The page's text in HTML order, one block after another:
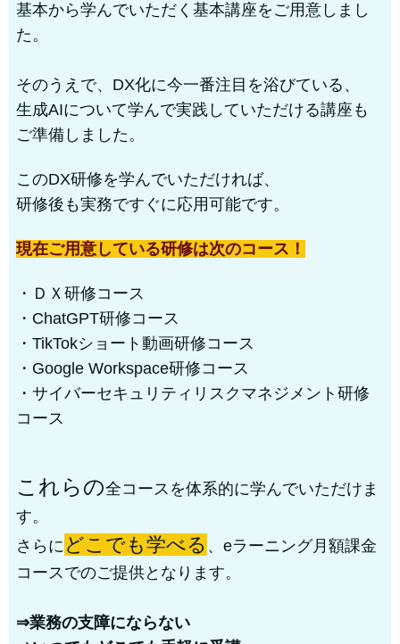
基本から学んでいただく基本講座をご用意しまし
た。
そのうえで、DX化に今一番注目を浴びている、
生成AIについて学んで実践していただける講座も
ご準備しました。
このDX研修を学んでいただければ、
研修後も実務ですぐに応用可能です。
現在ご用意している研修は次のコース！
・ＤＸ研修コース
・ChatGPT研修コース
・TikTokショート動画研修コース
・Google Workspace研修コース
・サイバーセキュリティリスクマネジメント研修
コース
これらの全コースを体系的に学んでいただけま
す。
さらに どこでも学べる 、eラーニング月額課金
コースでのご提供となります。
⇒業務の支障にならない